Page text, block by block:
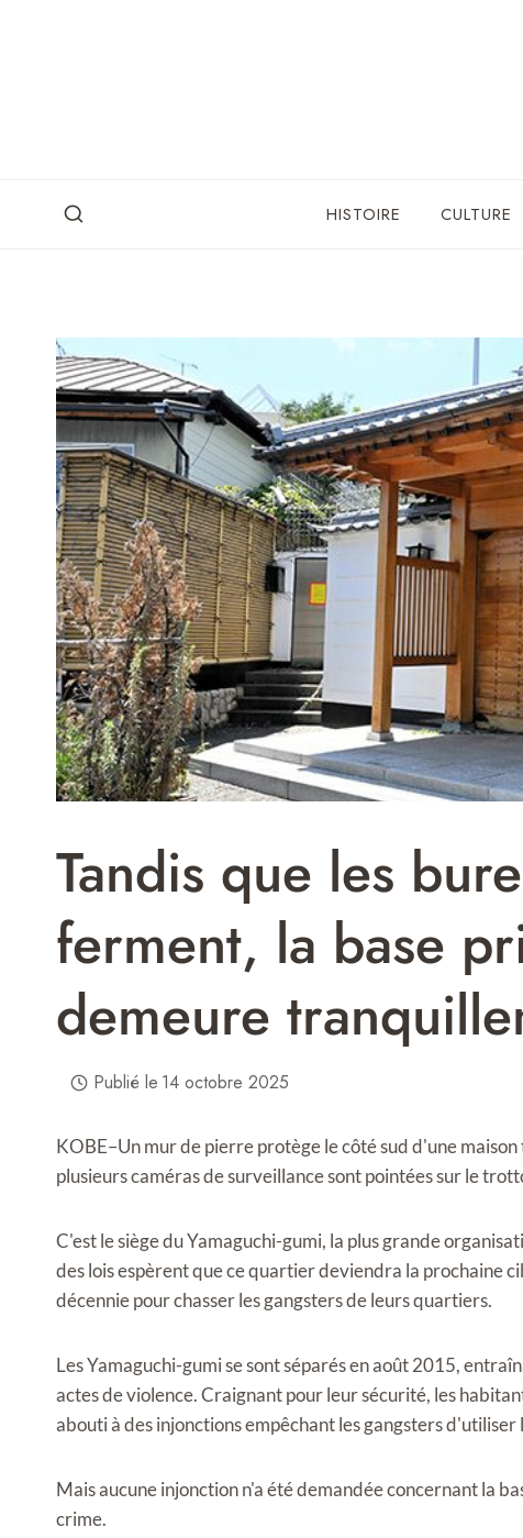
HISTOIRE CULTURE
Tandis que les
ferment, la base
demeure
Publié le 14 octobre 2025
KOBE–Un mur de pierre protège le côté sud d'une
plusieurs caméras de surveillance sont pointées sur le
C'est le siège du Yamaguchi-gumi, la plus grande
des lois espèrent que ce quartier deviendra la prochaine
décennie pour chasser les gangsters de leurs quartiers.
Les Yamaguchi-gumi se sont séparés en août 2015,
actes de violence. Craignant pour leur sécurité, les
abouti à des injonctions empêchant les gangsters d'utiliser
Mais aucune injonction n'a été demandée concernant la
crime.